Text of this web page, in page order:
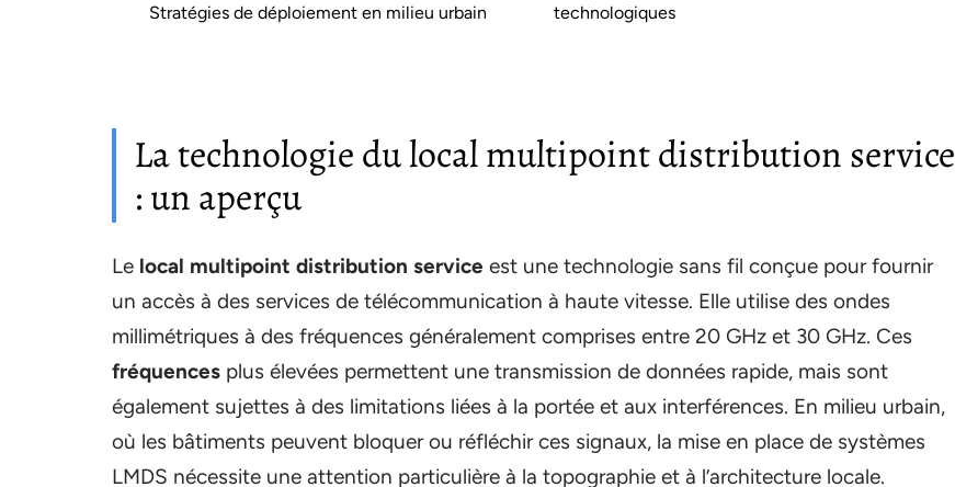
Stratégies de déploiement en milieu urbain
technologiques
La technologie du local multipoint distribution service
: un aperçu
Le local multipoint distribution service est une technologie sans fil conçue pour fournir
un accès à des services de télécommunication à haute vitesse. Elle utilise des ondes
millimétriques à des fréquences généralement comprises entre 20 GHz et 30 GHz. Ces
fréquences plus élevées permettent une transmission de données rapide, mais sont
également sujettes à des limitations liées à la portée et aux interférences. En milieu urbain,
où les bâtiments peuvent bloquer ou réfléchir ces signaux, la mise en place de systèmes
LMDS nécessite une attention particulière à la topographie et à l’architecture locale.